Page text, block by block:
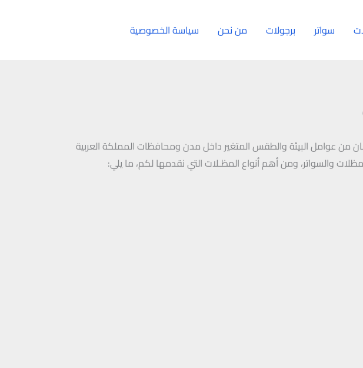
سواتر برجولات من نحن سياسة الخصوصية
من عوامل البيئة والطقس المتغير داخل مدن ومحافظات المملكة العربية
والسواتر، ومن أهم أنواع المظـلات التي نقدمها لكم، ما يلي: